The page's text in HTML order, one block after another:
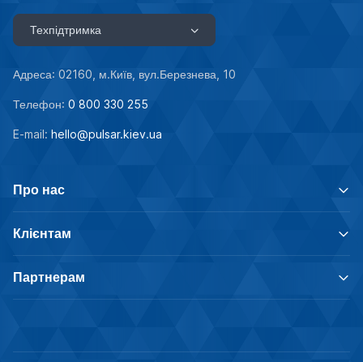
Техпідтримка
Адреса: 02160, м.Київ, вул.Березнева, 10
Телефон: 0 800 330 255
E-mail: hello@pulsar.kiev.ua
Про нас
Клієнтам
Партнерам